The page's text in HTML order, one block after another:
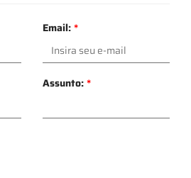
Email:*
Assunto:*